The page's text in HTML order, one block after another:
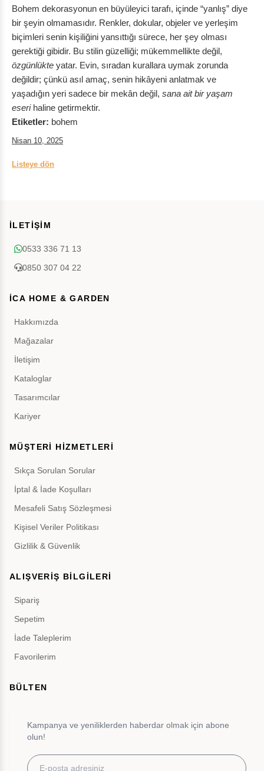
Bohem dekorasyonun en büyüleyici tarafı, içinde “yanlış” diye
bir şeyin olmamasıdır. Renkler, dokular, objeler ve yerleşim
biçimleri senin kişiliğini yansıttığı sürece, her şey olması
gerektiği gibidir. Bu stilin güzelliği; mükemmellikte değil,
özgünlükte yatar. Evin, sıradan kurallara uymak zorunda
değildir; çünkü asıl amaç, senin hikâyeni anlatmak ve
yaşadığın yeri sadece bir mekân değil, sana ait bir yaşam
eserihaline getirmektir.
Etiketler: bohem
Nisan 10, 2025
Listeye dön
İLETİŞİM
0533 336 71 13
0850 307 04 22
İCA HOME & GARDEN
Hakkımızda
Mağazalar
İletişim
Kataloglar
Tasarımcılar
Kariyer
MÜŞTERİ HİZMETLERİ
Sıkça Sorulan Sorular
İptal & İade Koşulları
Mesafeli Satış Sözleşmesi
Kişisel Veriler Politikası
Gizlilik & Güvenlik
ALIŞVERİŞ BİLGİLERİ
Sipariş
Sepetim
İade Taleplerim
Favorilerim
BÜLTEN
Kampanya ve yeniliklerden haberdar olmak için abone
olun!